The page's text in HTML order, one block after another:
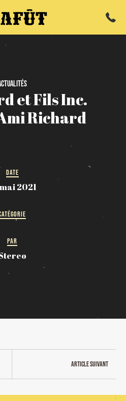
etFilsInc.
Richard
DATE
2021
PAR
Article suivant